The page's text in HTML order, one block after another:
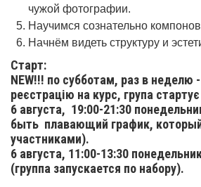
чужой фотографии.
Научимся сознательно
Начнём видеть структуру и
Старт:
NEW!!! по субботам, раз в неделю
реєстрацію на курс, група
6 августа, 19:00-21:30
быть плавающий график,
участниками).
6 августа, 11:00-13:30
(группа запускается по набору).